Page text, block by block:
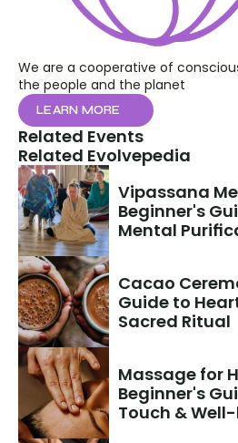
We are a cooperative of
the people and the planet
LEARN MORE
Related Events
Related Evolvepedia
Vipassana
Beginner's
Mental
Cacao
Guide to
Sacred Ritual
Massage for
Beginner's
Touch &